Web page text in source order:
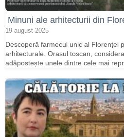
Minuni ale arhitecturii din
19 august 2025
Descoperă farmecul unic al Florenței
arhitecturale. Orașul toscan,
adăpostește unele dintre cele mai